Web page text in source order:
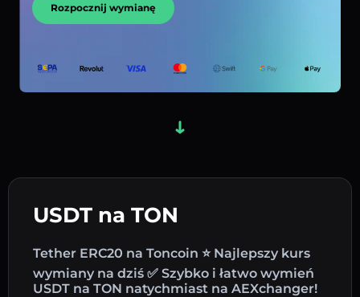
USDT na TON
Tether ERC20 na Toncoin ⭐ Najlepszy kurs
wymiany na dziś ✅ Szybko i łatwo wymień
USDT na TON natychmiast na AEXchanger!
Rozpocznij wymianę